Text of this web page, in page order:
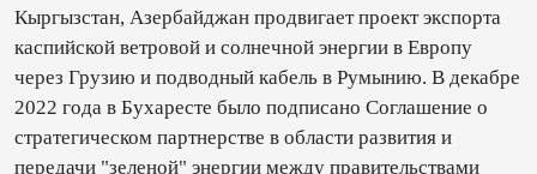
Кыргызстан, Азербайджан продвигает проект экспорта
каспийской ветровой и солнечной энергии в Европу
через Грузию и подводный кабель в Румынию. В декабре
2022 года в Бухаресте было подписано Соглашение о
стратегическом партнерстве в области развития и
передачи "зеленой" энергии между правительствами